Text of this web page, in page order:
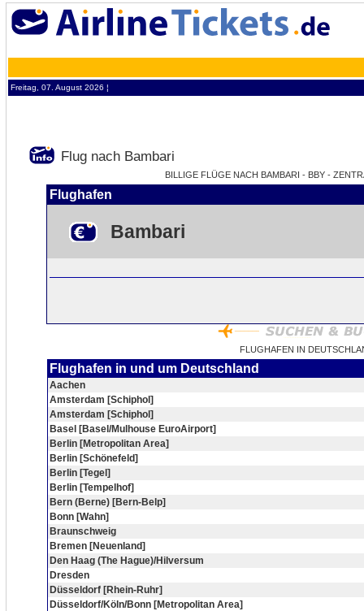
Freitag, 07. August 2026 ¦
Flug nach Bambari
BILLIGE FLÜGE NACH BAMBARI - BBY -
Flughafen
Bambari
FLUGHAFEN IN
Flughafen in und um Deutschland
Aachen
Amsterdam [Schiphol]
Amsterdam [Schiphol]
Basel [Basel/Mulhouse EuroAirport]
Berlin [Metropolitan Area]
Berlin [Schönefeld]
Berlin [Tegel]
Berlin [Tempelhof]
Bern (Berne) [Bern-Belp]
Bonn [Wahn]
Braunschweig
Bremen [Neuenland]
Den Haag (The Hague)/Hilversum
Dresden
Düsseldorf [Rhein-Ruhr]
Düsseldorf/Köln/Bonn [Metropolitan Area]